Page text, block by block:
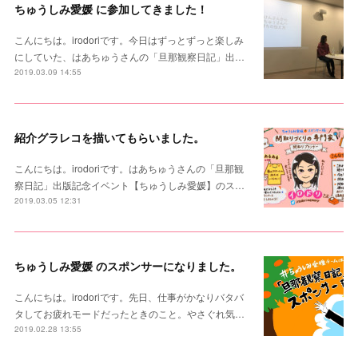
ちゅうしみ愛媛 に参加してきました！
こんにちは。irodoriです。今日はずっとずっと楽しみ
にしていた、はあちゅうさんの「旦那観察日記」出…
2019.03.09 14:55
紹介グラレコを描いてもらいました。
こんにちは。irodoriです。はあちゅうさんの「旦那観
察日記」出版記念イベント【ちゅうしみ愛媛】のス…
2019.03.05 12:31
ちゅうしみ愛媛 のスポンサーになりました。
こんにちは。irodoriです。先日、仕事がかなりバタバ
タしてお疲れモードだったときのこと。やさぐれ気…
2019.02.28 13:55